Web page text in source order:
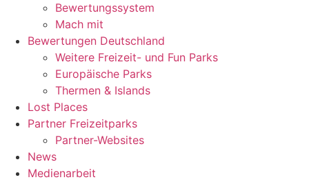
Bewertungssystem
Mach mit
Bewertungen Deutschland
Weitere Freizeit- und Fun Parks
Europäische Parks
Thermen & Islands
Lost Places
Partner Freizeitparks
Partner-Websites
News
Medienarbeit